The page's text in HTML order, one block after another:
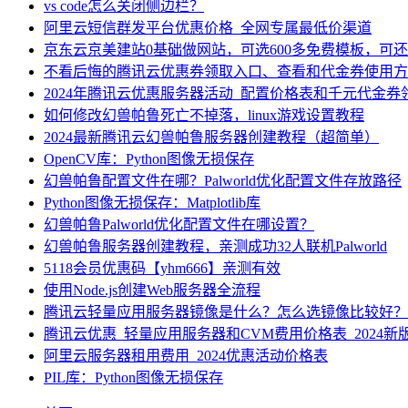
vs code怎么关闭侧边栏？
阿里云短信群发平台优惠价格_全网专属最低价渠道
京东云京美建站0基础做网站，可选600多免费模板，可还
不看后悔的腾讯云优惠券领取入口、查看和代金券使用
2024年腾讯云优惠服务器活动_配置价格表和千元代金券
如何修改幻兽帕鲁死亡不掉落，linux游戏设置教程
2024最新腾讯云幻兽帕鲁服务器创建教程（超简单）
OpenCV库：Python图像无损保存
幻兽帕鲁配置文件在哪？Palworld优化配置文件存放路径
Python图像无损保存：Matplotlib库
幻兽帕鲁Palworld优化配置文件在哪设置？
幻兽帕鲁服务器创建教程，亲测成功32人联机Palworld
5118会员优惠码【yhm666】亲测有效
使用Node.js创建Web服务器全流程
腾讯云轻量应用服务器镜像是什么？怎么选镜像比较好？
腾讯云优惠_轻量应用服务器和CVM费用价格表_2024新
阿里云服务器租用费用_2024优惠活动价格表
PIL库：Python图像无损保存